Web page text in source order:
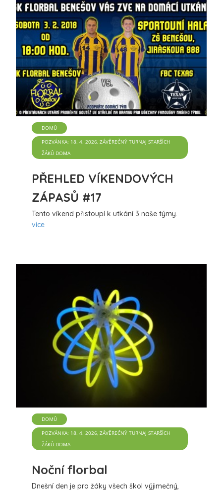
PŘEHLED VÍKENDOVÝCH
ZÁPASŮ #17
Tento víkend přistoupí k utkání 3 naše týmy.
více
DOMŮ
POZVÁNKA: 18. 4. 2026, ZÁVĚREČNÝ TURNAJ STARŠÍCH
ŽÁKŮ DOMA
Noční florbal
Dnešní den je pro žáky všech škol výjimečný,
DOMŮ
POZVÁNKA: 18. 4. 2026, ZÁVĚREČNÝ TURNAJ STARŠÍCH
ŽÁKŮ DOMA